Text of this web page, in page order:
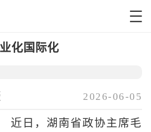
化国际化
2026-06-05
近日，湖南省政协主席毛